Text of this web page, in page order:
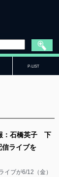
P-LIST
：石橋英子 下
ライブを
イブが6/12（金）